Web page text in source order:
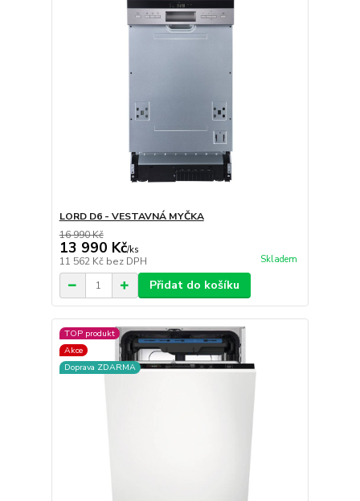
LORD D6 - VESTAVNÁ MYČKA
16 990 Kč
13 990 Kč/ks
11 562 Kč bez DPH Skladem
Přidat do košíku
TOP produkt
Akce
Doprava ZDARMA